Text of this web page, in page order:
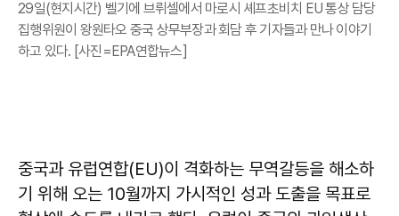
29일(현지시간) 벨기에 브뤼셀에서 마로시 셰프초비치 EU 통상 담당
집행위원이 왕원타오 중국 상무부장과 회담 후 기자들과 만나 이야기
하고 있다. [사진=EPA연합뉴스]
중국과 유럽연합(EU)이 격화하는 무역갈등을 해소하
기 위해 오는 10월까지 가시적인 성과 도출을 목표로